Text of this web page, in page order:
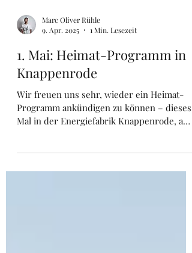
Marc Oliver Rühle
9. Apr. 2025
1 Min. Lesezeit
1. Mai: Heimat-Programm in
Knappenrode
Wir freuen uns sehr, wieder ein Heimat-
Mal in der Energiefabrik Knappenrode, am